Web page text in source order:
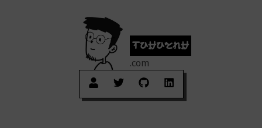
tuhuynh
.com